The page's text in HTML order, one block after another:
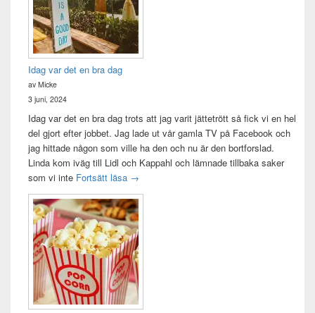
Idag var det en bra dag
av Micke
3 juni, 2024
Idag var det en bra dag trots att jag varit jättetrött så fick vi en hel
del gjort efter jobbet. Jag lade ut vår gamla TV på Facebook och
jag hittade någon som ville ha den och nu är den bortforslad.
Linda kom iväg till Lidl och Kappahl och lämnade tillbaka saker
som vi inte Fortsätt läsa Idag var det en bra dag
→